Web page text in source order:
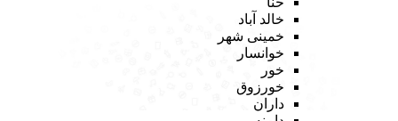
خالد آباد
خمینی شهر
خوانسار
خور
خورزوق
داران